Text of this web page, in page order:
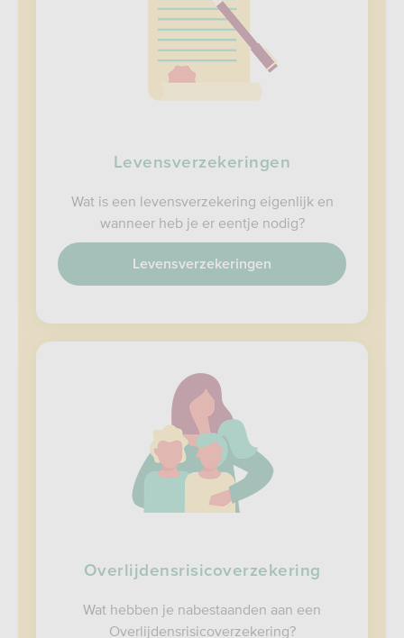
Levensverzekeringen
Wat is een levensverzekering eigenlijk en
wanneer heb je er eentje nodig?
Levensverzekeringen
Overlijdensrisicoverzekering
Wat hebben je nabestaanden aan een
Overlijdensrisicoverzekering?